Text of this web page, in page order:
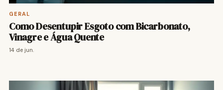
GERAL
Como Desentupir Esgoto com Bicarbonato,
Vinagre e Água Quente
14 de jun.